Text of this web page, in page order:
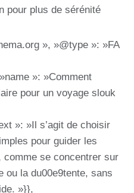
pour plus de sérénité
», »@type »: »FA
»: »Comment
pour un voyage slouk
»: »Il s’agit de choisir
pour guider les
comme se concentrer sur
ou la du00e9tente, sans
»}},